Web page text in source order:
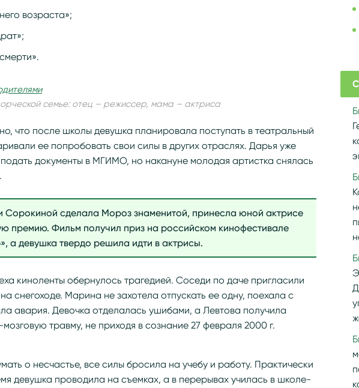
возраста»;
семье: отец – режиссер, мама – актриса
что после школы девушка планировала поступать в театральный
ее попробовать свои силы в других отраслях. Дарья уже
документы в МГИМО, но накануне молодая артистка снялась
Сорокиной сделала Мороз знаменитой, принесла юной актрисе
премию. Фильм получил приз на российском кинофестивале
а девушка твердо решила идти в актрисы.
киноленты обернулось трагедией. Соседи по даче пригласили
снегоходе. Марина не захотела отпускать ее одну, поехала с
авария. Девочка отделалась ушибами, а Левтова получила
травму, не приходя в сознание 27 февраля 2000 г.
о несчастье, все силы бросила на учебу и работу. Практически
девушка проводила на съемках, а в перерывах училась в школе-